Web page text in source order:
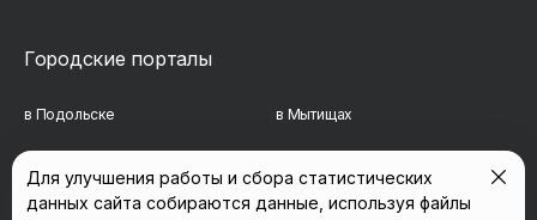
Городские порталы
в Подольске в Мытищах
в Сергиевом Посаде в Люберцах
Для улучшения работы и сбора статистических
данных сайта собираются данные, используя файлы